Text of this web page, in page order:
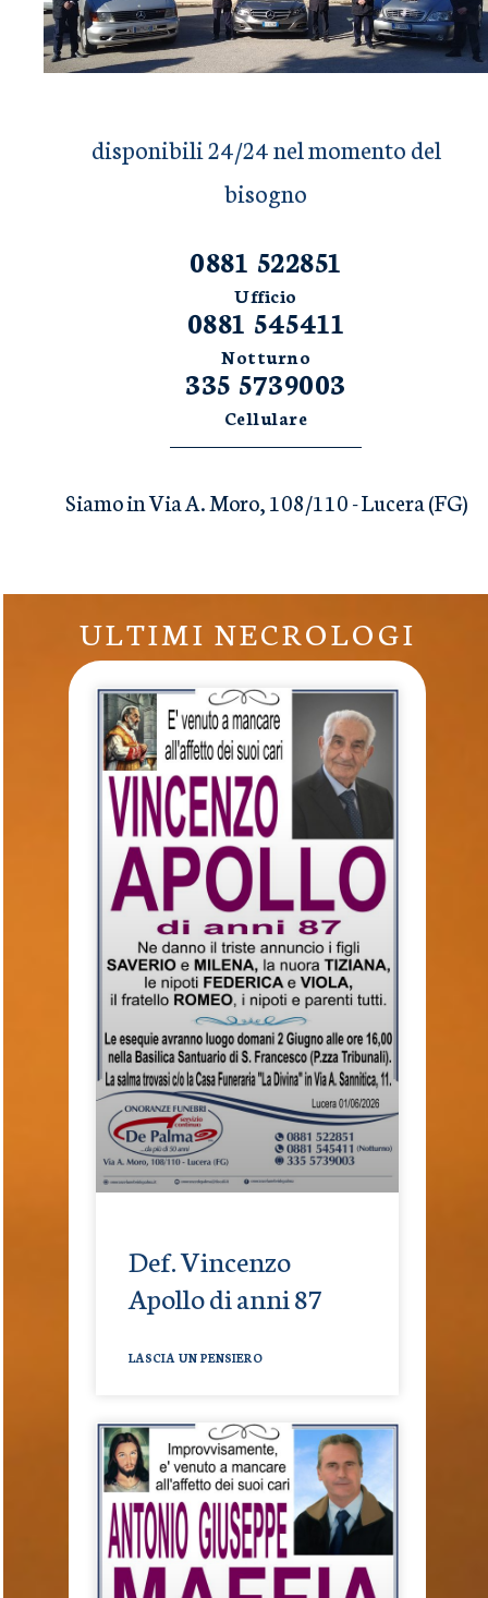
disponibili 24/24 nel momento del
bisogno
0881 522851
Ufficio
0881 545411
Notturno
335 5739003
Cellulare
Siamo in Via A. Moro, 108/110 - Lucera (FG)
ULTIMI NECROLOGI
Def. Vincenzo
Apollo di anni 87
LASCIA UN PENSIERO